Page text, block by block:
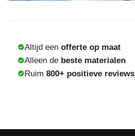
Altijd een offerte op maat
Alleen de beste materialen
Ruim 800+ positieve reviews